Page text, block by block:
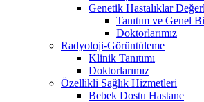
Genetik Hastalıklar
Tanıtım ve Genel
Doktorlarımız
Radyoloji-Görüntüleme
Klinik Tanıtımı
Doktorlarımız
Özellikli Sağlık Hizmetleri
Bebek Dostu Hastane